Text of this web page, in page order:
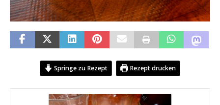
Springe zu Rezept Rezept drucken